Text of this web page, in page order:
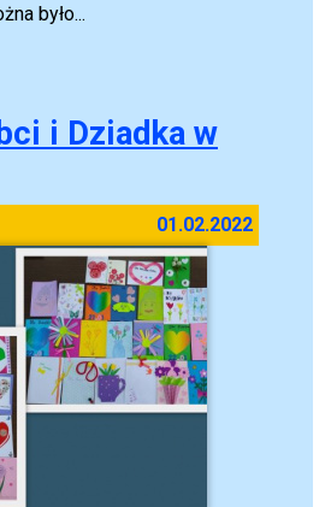
było...
i Dziadka w
01.02.2022